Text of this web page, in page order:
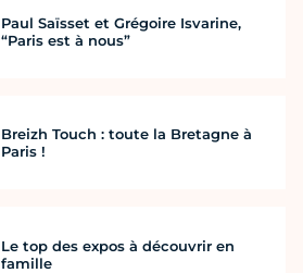
Paul Saïsset et Grégoire Isvarine,
“Paris est à nous”
Breizh Touch : toute la Bretagne à
Paris !
Le top des expos à découvrir en
famille